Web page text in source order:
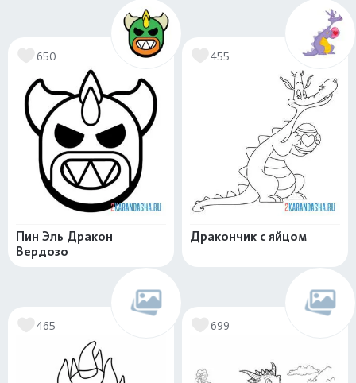
650
Пин Эль Дракон
Вердозо
455
Дракончик с яйцом
465 699